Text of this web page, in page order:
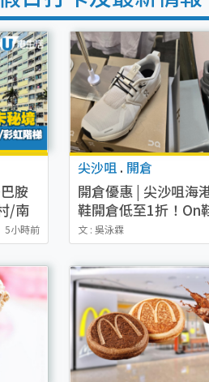
胺
/南
5小時前
尖沙咀 . 開倉
開倉優惠 | 尖沙咀海
鞋開倉低至1折！On
Joy&Peace鞋履$98起
文 : 吳泳霖